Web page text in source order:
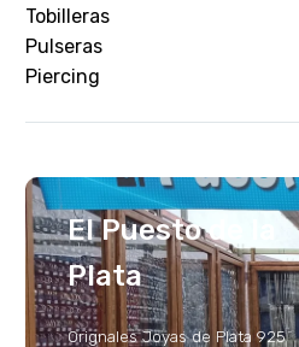
Tobilleras
Pulseras
Piercing
El Puesto de la
Plata
Orignales Joyas de Plata 925